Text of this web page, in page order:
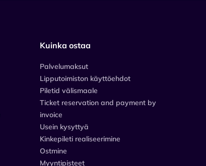
Kuinka ostaa
Palvelumaksut
Lipputoimiston käyttöehdot
Piletid välismaale
Ticket reservation and payment by
invoice
Usein kysyttyä
Kinkepileti realiseerimine
Ostmine
Myyntipisteet